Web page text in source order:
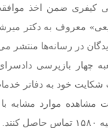
کیفری ضمن اخذ
معروف به دکتر
در رسانه‌ها منتشر
چهار بازپرسی
شکایت خود به دفاتر